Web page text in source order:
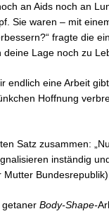
an Aids noch an
Sie waren – mit
fragte die
Lage noch zu
endlich eine Arbeit
Hoffnung
Satz zusammen:
inständig
Bundesrepublik).
getaner Body-Shape-